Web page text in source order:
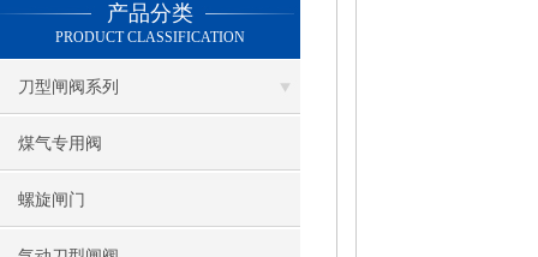
产品分类
PRODUCT CLASSIFICATION
刀型闸阀系列
煤气专用阀
螺旋闸门